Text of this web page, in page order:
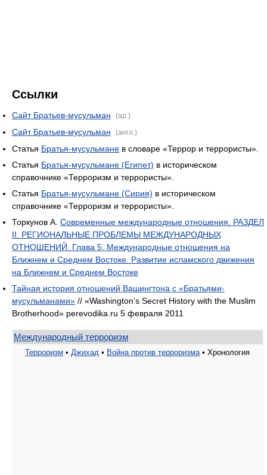
Ссылки
Сайт Братьев-мусульман (ар.)
Сайт Братьев-мусульман (англ.)
Статья Братья-мусульмане в словаре «Террор и террористы».
Статья Братья-мусульмане (Египет) в историческом
справочнике «Терроризм и террористы».
Статья Братья-мусульмане (Сирия) в историческом
справочнике «Терроризм и террористы».
Торкунов А. Современные международные отношения. РАЗДЕЛ
II. РЕГИОНАЛЬНЫЕ ПРОБЛЕМЫ МЕЖДУНАРОДНЫХ
ОТНОШЕНИЙ. Глава 5. Международные отношения на
Ближнем и Среднем Востоке. Развитие исламского движения
на Ближнем и Среднем Востоке
Тайная история отношений Вашингтона с «Братьями-
мусульманами» // «Washington’s Secret History with the Muslim
Brotherhood» perevodika.ru 5 февраля 2011
Международный терроризм
Терроризм • Джихад • Война против терроризма• Хронология